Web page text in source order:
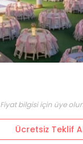
Fiyat bilgisi için üye
Ücretsiz Teklif